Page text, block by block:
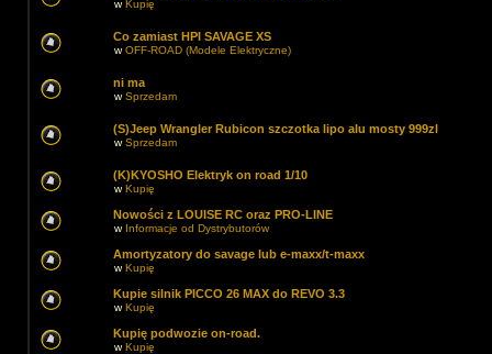
wKupię
Co zamiast HPI SAVAGE XS
wOFF-ROAD (Modele Elektryczne)
ni ma
wSprzedam
(S)Jeep Wrangler Rubicon szczotka lipo alu mosty 999zl
wSprzedam
(K)KYOSHO Elektryk on road 1/10
wKupię
Nowości z LOUISE RC oraz PRO-LINE
w Informacje od Dystrybutorów
Amortyzatory do savage lub e-maxx/t-maxx
wKupię
Kupie silnik PICCO 26 MAX do REVO 3.3
wKupię
Kupię podwozie on-road.
wKupię